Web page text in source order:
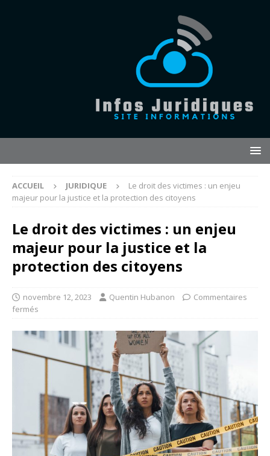
ACCUEIL JURIDIQUE
Le droit des victimes : un enjeu
majeur pour la justice et la protection des citoyens
Le droit des victimes : un enjeu
majeur pour la justice et la
protection des citoyens
novembre 12, 2023 Quentin Hubanon
Commentaires
fermés